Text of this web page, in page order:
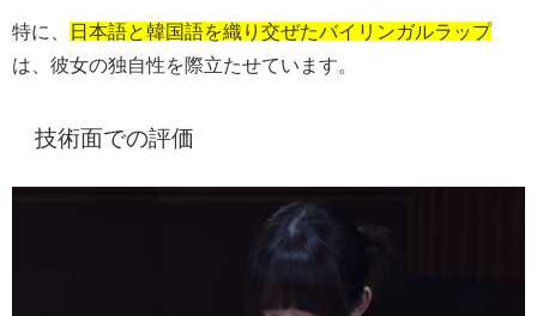
特に、
日本語と韓国語を織り交ぜたバイリンガルラップ
は、彼女の独自性を際立たせています。
技術面での評価